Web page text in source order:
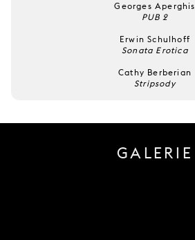
Georges Aperghis
PUB 2
Erwin Schulhoff
Sonata Erotica
Cathy Berberian
Stripsody
GALERIE